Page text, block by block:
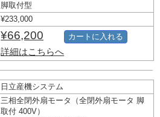
脚取付型
¥233,000
¥66,200
詳細はこちらへ
カートに入れる
日立産機システム
三相全閉外扇モータ（全閉外扇モータ 脚
取付 400V）